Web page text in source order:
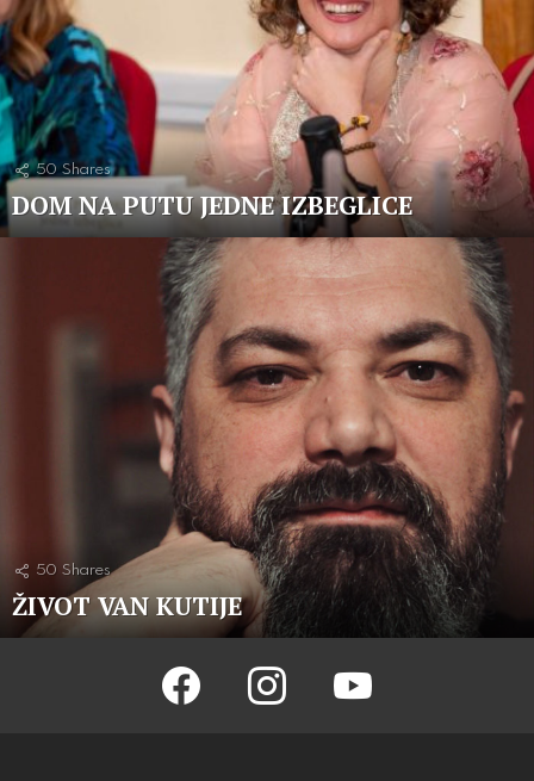
50 Shares
DOM NA PUTU JEDNE IZBEGLICE
50 Shares
ŽIVOT VAN KUTIJE
facebook instagram youtube